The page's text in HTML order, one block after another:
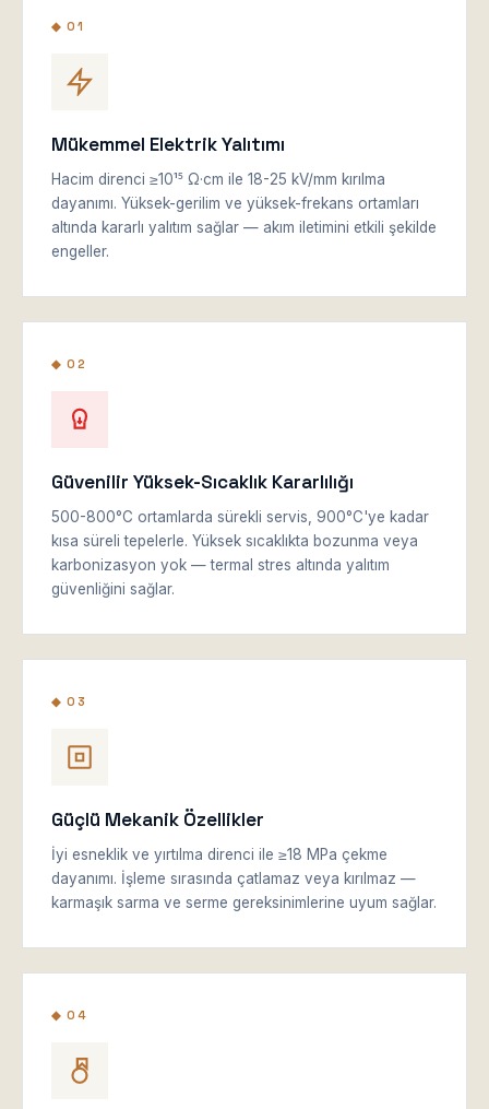
◆ 01
Mükemmel Elektrik Yalıtımı
Hacim direnci ≥10¹⁵ Ω·cm ile 18-25 kV/mm kırılma
dayanımı. Yüksek-gerilim ve yüksek-frekans ortamları
altında kararlı yalıtım sağlar — akım iletimini etkili şekilde
engeller.
◆ 02
Güvenilir Yüksek-Sıcaklık Kararlılığı
500-800°C ortamlarda sürekli servis, 900°C'ye kadar
kısa süreli tepelerle. Yüksek sıcaklıkta bozunma veya
karbonizasyon yok — termal stres altında yalıtım
güvenliğini sağlar.
◆ 03
Güçlü Mekanik Özellikler
İyi esneklik ve yırtılma direnci ile ≥18 MPa çekme
dayanımı. İşleme sırasında çatlamaz veya kırılmaz —
karmaşık sarma ve serme gereksinimlerine uyum sağlar.
◆ 04